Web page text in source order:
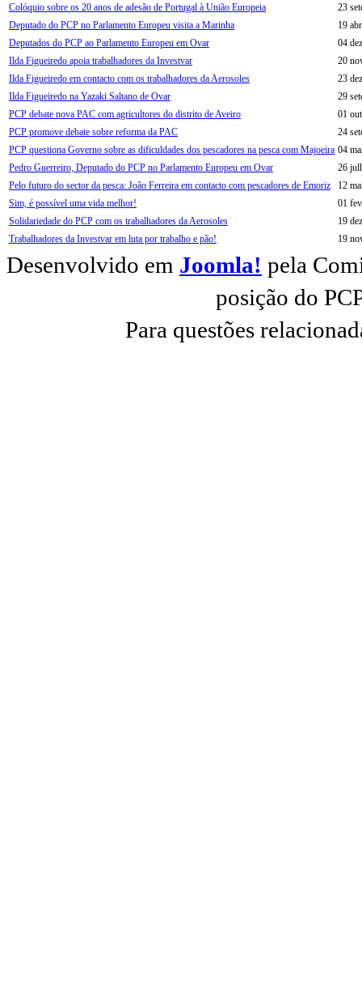
Colóquio sobre os 20 anos de adesão de Portugal à União Europeia
23
Deputado do PCP no Parlamento Europeu visita a Marinha
19
Deputados do PCP ao Parlamento Europeu em Ovar
04
Ilda Figueiredo apoia trabalhadores da Investvar
20
Ilda Figueiredo em contacto com os trabalhadores da Aerosoles
23
Ilda Figueiredo na Yazaki Saltano de Ovar
29
PCP debate nova PAC com agricultores do distrito de Aveiro
01
PCP promove debate sobre reforma da PAC
24
PCP questiona Governo sobre as dificuldades dos pescadores na pesca com Majoeira 04
Pedro Guerreiro, Deputado do PCP no Parlamento Europeu em Ovar
26
Pelo futuro do sector da pesca: João Ferreira em contacto com pescadores de Emoriz
12
Sim, é possível uma vida melhor!
01
Solidariedade do PCP com os trabalhadores da Aerosoles
19
Trabalhadores da Investvar em luta por trabalho e pão!
19
Desenvolvido em Joomla! pela
posição do
Para questões